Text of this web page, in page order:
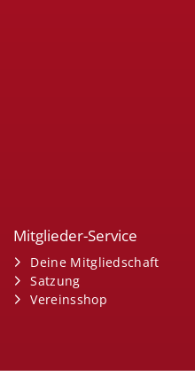
Mitglieder-Service
Deine Mitgliedschaft
Satzung
Vereinsshop